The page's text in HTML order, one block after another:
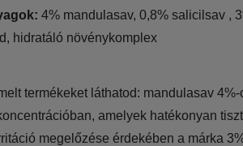
4% mandulasav, 0,8% salicilsav ,
hidratáló növénykomplex
termékeket láthatod: mandulasav 4%-
amelyek hatékonyan
megelőzése érdekében a márka